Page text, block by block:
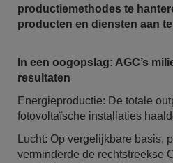
productiemethodes te
producten en diensten aan
In een oogopslag: AGC’s
resultaten
Energieproductie: De totale
fotovoltaïsche installaties
Lucht: Op vergelijkbare basis,
verminderde de rechtstreekse